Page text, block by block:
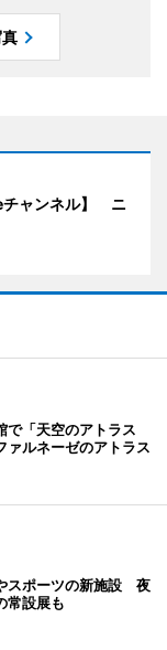
チャンネル】 ニ
で「天空のアトラス
ルネーゼのアトラス
スポーツの新施設 夜
常設展も